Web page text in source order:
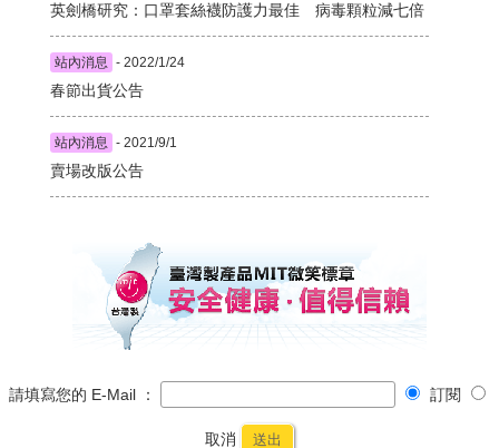
英劍橋研究：口罩套絲襪防護力最佳 病毒顆粒減七倍
站內消息 - 2022/1/24
春節出貨公告
站內消息 - 2021/9/1
賣場改版公告
請填寫您的 E-Mail ： 訂閱
取消 送出